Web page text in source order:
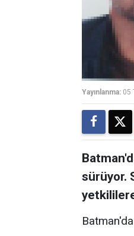
Yayınlanma: 05
sürüyor.